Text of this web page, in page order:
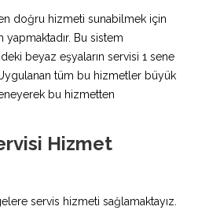
doğru hizmeti sunabilmek için
Bu sistem
beyaz eşyaların servisi 1 sene
Uygulanan tüm bu hizmetler büyük
bu hizmetten
Hizmet
servis hizmeti sağlamaktayız.